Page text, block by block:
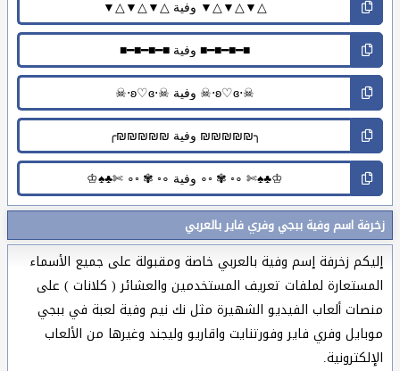
زخرفة اسم وفية ببجي وفري فاير بالعربي
إليكم زخرفة إسم وفية بالعربي خاصة ومقبولة على جميع الأسماء
المستعارة لملفات تعريف المستخدمين والعشائر ( كلانات ) على
منصات ألعاب الفيديو الشهيرة مثل نك نيم وفية لعبة في ببجي
موبايل وفري فاير وفورتنايت واقاريو وليجند وغيرها من الألعاب
الإلكترونية.